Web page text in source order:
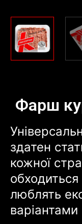
Фарш
здатен
кожної
люблять